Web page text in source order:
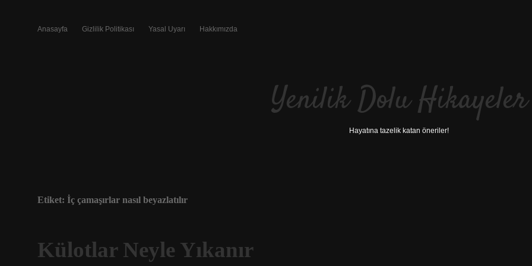
Anasayfa Gizlilik Politikası Yasal Uyarı Hakkımızda
Yenilik Dolu Hikayeler
Hayatına tazelik katan öneriler!
Etiket: İç çamaşırlar nasıl beyazlatılır
Külotlar Neyle Yıkanır